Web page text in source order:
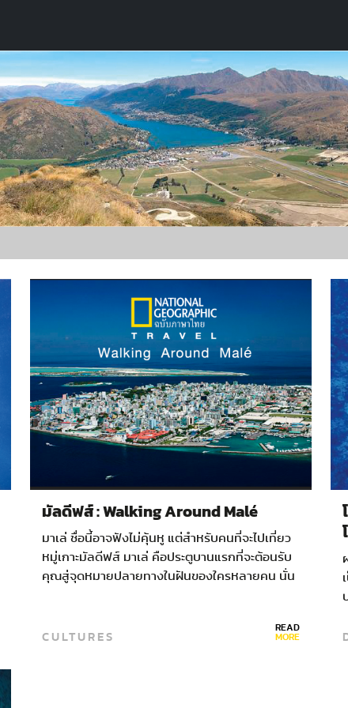
มัลดีฟส์ : Walking Around Malé
มาเล่ ชื่อนี้อาจฟังไม่คุ้นหู แต่สำหรับคนที่จะไปเที่ยว
หมู่เกาะมัลดีฟส์ มาเล่ คือประตูบานแรกที่จะต้อนรับ
คุณสู่จุดหมายปลายทางในฝันของใครหลายคน นั่น
CULTURES READ
MORE